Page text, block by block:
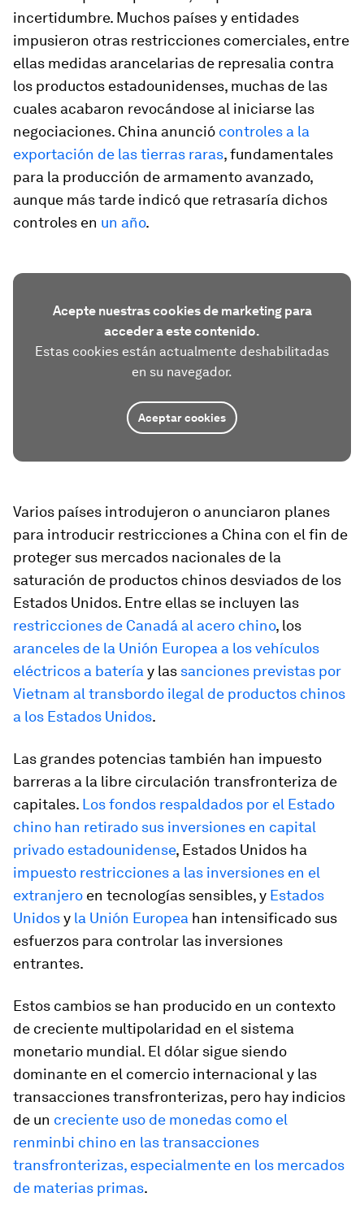
incertidumbre. Muchos países y entidades
impusieron otras restricciones comerciales, entre
ellas medidas arancelarias de represalia contra
los productos estadounidenses, muchas de las
cuales acabaron revocándose al iniciarse las
negociaciones. China anunció controles a la
exportación de las tierras raras, fundamentales
para la producción de armamento avanzado,
aunque más tarde indicó que retrasaría dichos
controles en un año.
Acepte nuestras cookies de marketing para
acceder a este contenido.
Estas cookies están actualmente deshabilitadas
en su navegador.
Aceptar cookies
Varios países introdujeron o anunciaron planes
para introducir restricciones a China con el fin de
proteger sus mercados nacionales de la
saturación de productos chinos desviados de los
Estados Unidos. Entre ellas se incluyen las
restricciones de Canadá al acero chino, los
aranceles de la Unión Europea a los vehículos
eléctricos a batería y las sanciones previstas por
Vietnam al transbordo ilegal de productos chinos
a los Estados Unidos.
Las grandes potencias también han impuesto
barreras a la libre circulación transfronteriza de
capitales. Los fondos respaldados por el Estado
chino han retirado sus inversiones en capital
privado estadounidense, Estados Unidos ha
impuesto restricciones a las inversiones en el
extranjero en tecnologías sensibles, y Estados
Unidosy la Unión Europea han intensificado sus
esfuerzos para controlar las inversiones
entrantes.
Estos cambios se han producido en un contexto
de creciente multipolaridad en el sistema
monetario mundial. El dólar sigue siendo
dominante en el comercio internacional y las
transacciones transfronterizas, pero hay indicios
de un creciente uso de monedas como el
renminbi chino en las transacciones
transfronterizas, especialmente en los mercados
de materias primas.